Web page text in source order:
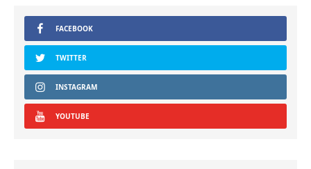
FACEBOOK
TWITTER
INSTAGRAM
YOUTUBE